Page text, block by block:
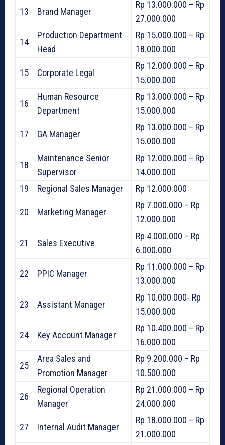
13 Brand Manager
Rp 13.000.000 – Rp
27.000.000
14
Production Department
Head
Rp 15.000.000 – Rp
18.000.000
15 Corporate Legal
Rp 12.000.000 – Rp
15.000.000
16
Human Resource
Department
Rp 13.000.000 – Rp
15.000.000
17 GA Manager
Rp 13.000.000 – Rp
15.000.000
18
Maintenance Senior
Supervisor
Rp 12.000.000 – Rp
14.000.000
19
Regional Sales Manager Rp 12.000.000
20 Marketing Manager
Rp 7.000.000 – Rp
12.000.000
21 Sales Executive
Rp 4.000.000 – Rp
6.000.000
22 PPIC Manager
Rp 11.000.000 – Rp
13.000.000
23 Assistant Manager
Rp 10.000.000- Rp
15.000.000
24 Key Account Manager
Rp 10.400.000 – Rp
16.000.000
25
Area Sales and
Promotion Manager
Rp 9.200.000 – Rp
10.500.000
26
Regional Operation
Manager
Rp 21.000.000 – Rp
24.000.000
27 Internal Audit Manager
Rp 18.000.000 – Rp
21.000.000